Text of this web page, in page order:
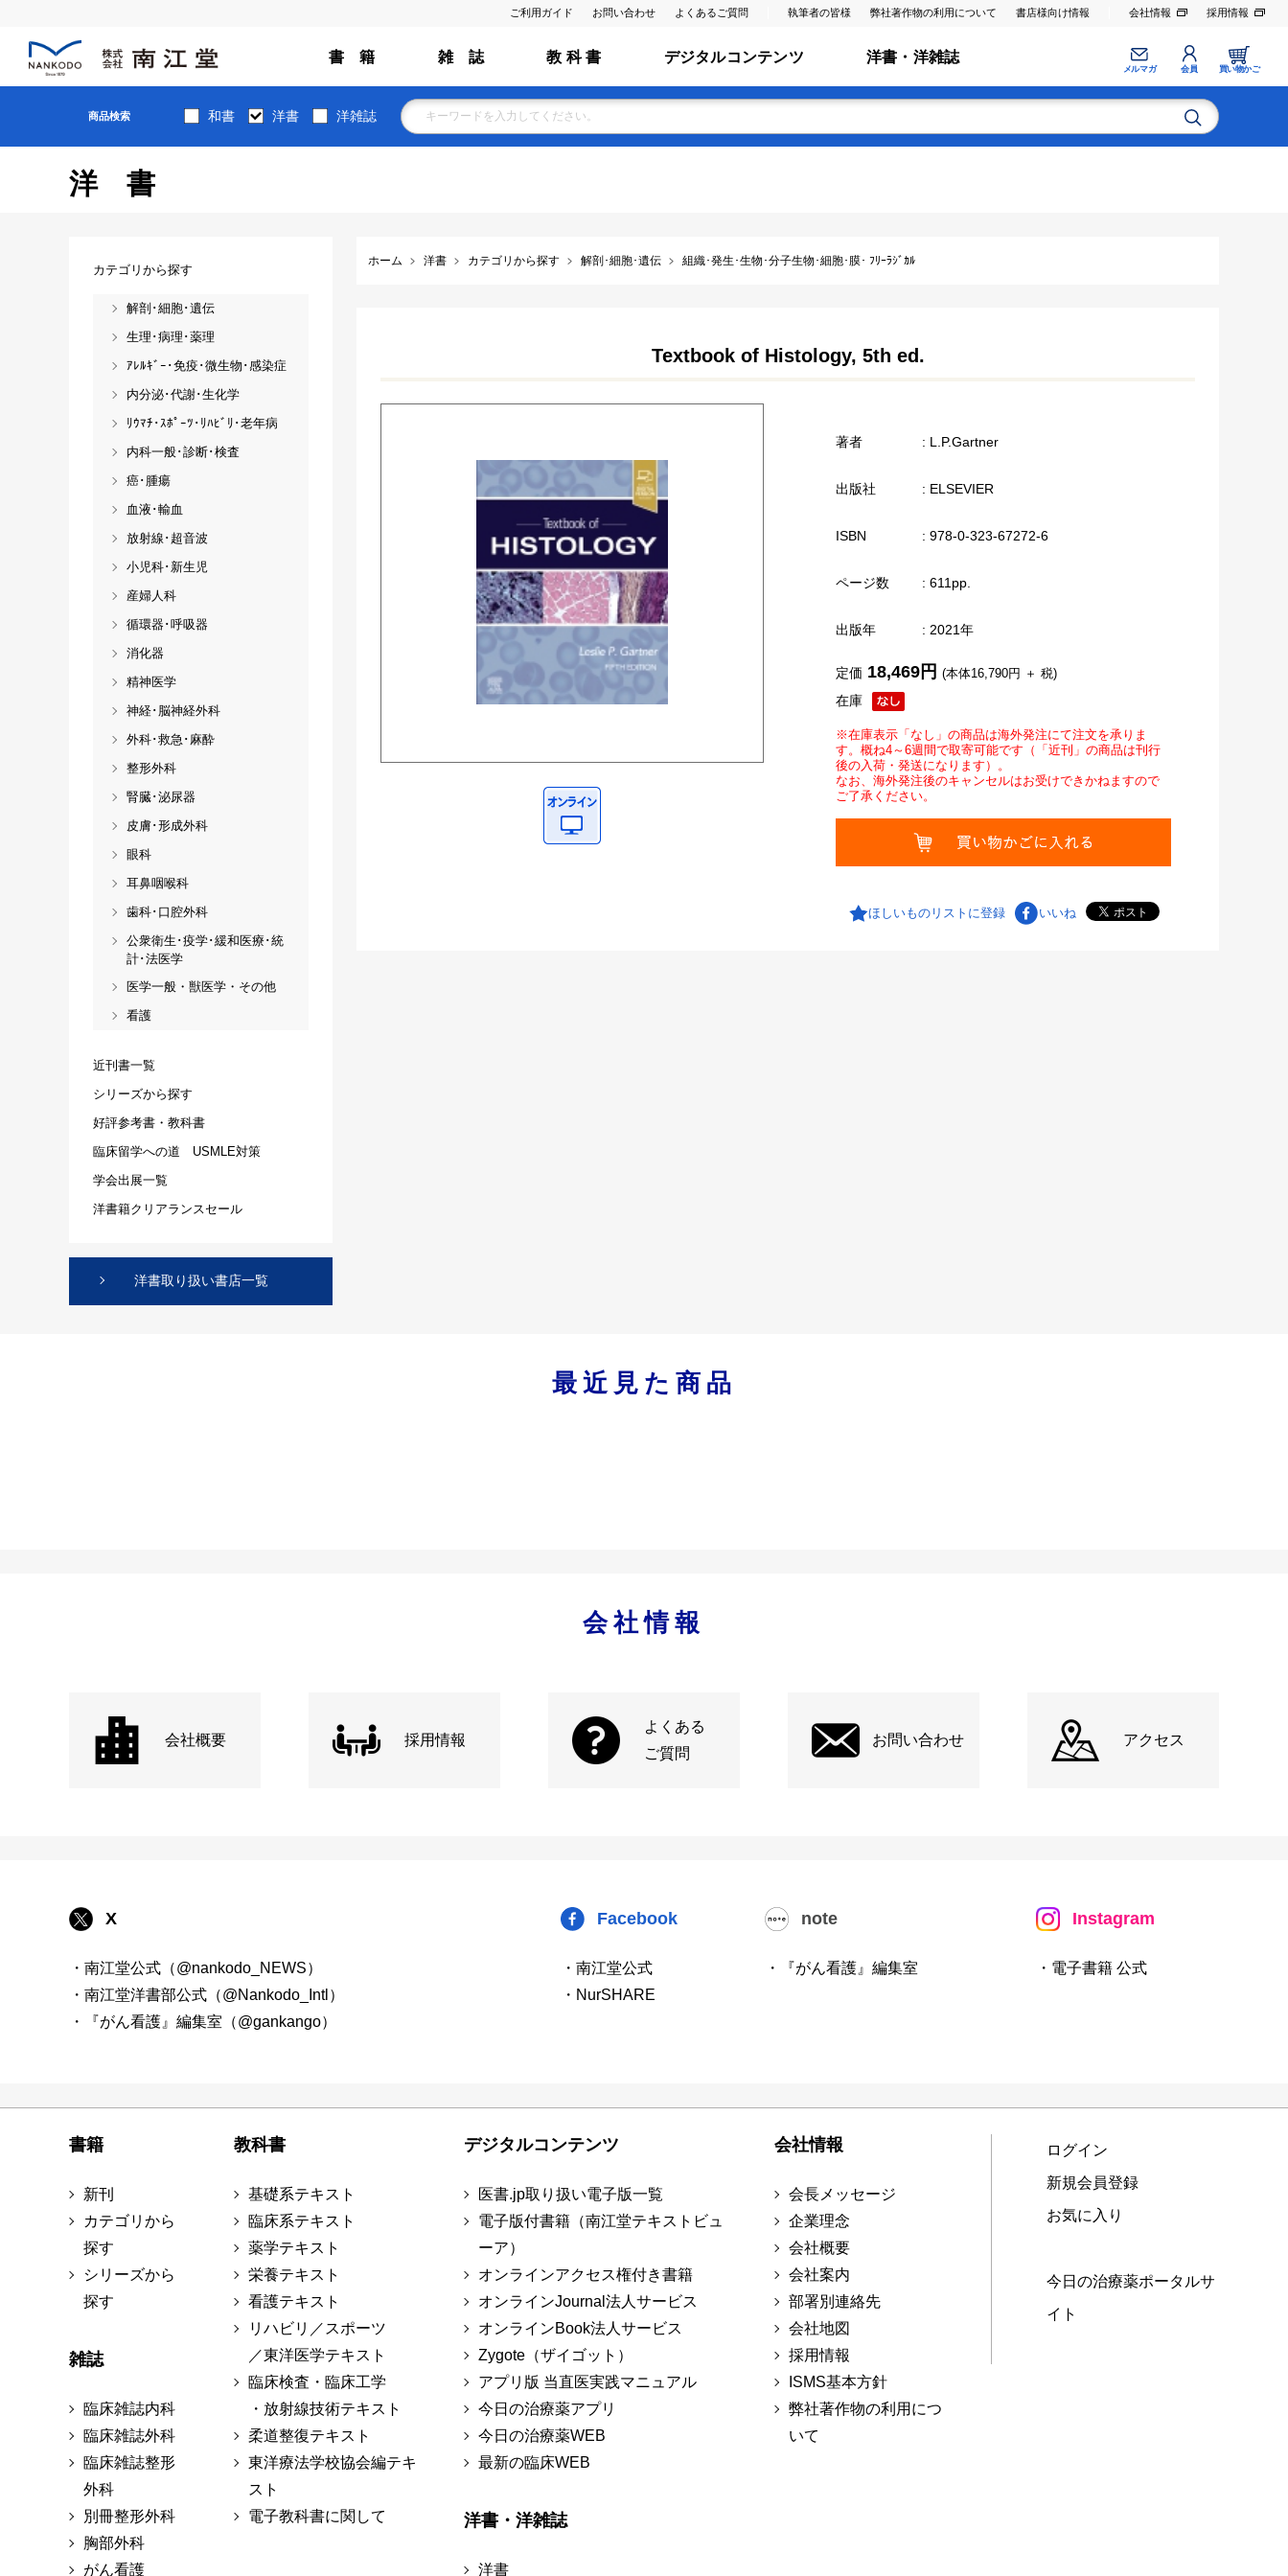
ご利用ガイド お問い合わせ よくあるご質問 執筆者の皆様 弊社著作物の利用について 書店様向け情報 会社情報 採用情報
書 籍 雑 誌 教 科 書 デジタルコンテンツ 洋書・洋雑誌
メルマガ 会員 買い物かご
商品検索 和書 洋書 洋雑誌
洋書
ホーム 洋書 カテゴリから探す 解剖･細胞･遺伝 組織･発生･生物･分子生物･細胞･膜･ ﾌﾘｰﾗｼﾞｶﾙ
Textbook of Histology, 5th ed.
著者 : L.P.Gartner
出版社 : ELSEVIER
ISBN : 978-0-323-67272-6
ページ数 : 611pp.
出版年 : 2021年
在庫
定価 18,469円 (本体16,790円 ＋ 税)
※在庫表示「なし」の商品は海外発注にて注文を承りま
す。概ね4～6週間で取寄可能です（「近刊」の商品は刊行
後の入荷・発送になります）。
なお、海外発注後のキャンセルはお受けできかねますので
ご了承ください。
ほしいものリストに登録 いいね
カテゴリから探す
解剖･細胞･遺伝
生理･病理･薬理
ｱﾚﾙｷﾞｰ･免疫･微生物･感染症
内分泌･代謝･生化学
ﾘｳﾏﾁ･ｽﾎﾟｰﾂ･ﾘﾊﾋﾞﾘ･老年病
内科一般･診断･検査
癌･腫瘍
血液･輸血
放射線･超音波
小児科･新生児
産婦人科
循環器･呼吸器
消化器
精神医学
神経･脳神経外科
外科･救急･麻酔
整形外科
腎臓･泌尿器
皮膚･形成外科
眼科
耳鼻咽喉科
歯科･口腔外科
公衆衛生･疫学･緩和医療･統
計･法医学
医学一般・獣医学・その他
看護
近刊書一覧
シリーズから探す
好評参考書・教科書
臨床留学への道 USMLE対策
学会出展一覧
洋書籍クリアランスセール
洋書取り扱い書店一覧
最近見た商品
会社情報
会社概要 採用情報
よくある
ご質問
お問い合わせ アクセス
X
・南江堂公式（@nankodo_NEWS）
・南江堂洋書部公式（@Nankodo_Intl）
・『がん看護』編集室（@gankango）
Facebook
・南江堂公式
・NurSHARE
note
・『がん看護』編集室
Instagram
・電子書籍 公式
書籍
新刊
カテゴリから
探す
シリーズから
探す
雑誌
臨床雑誌内科
臨床雑誌外科
臨床雑誌整形
外科
別冊整形外科
胸部外科
がん看護
教科書
基礎系テキスト
臨床系テキスト
薬学テキスト
栄養テキスト
看護テキスト
リハビリ／スポーツ
／東洋医学テキスト
臨床検査・臨床工学
・放射線技術テキスト
柔道整復テキスト
東洋療法学校協会編テキ
スト
電子教科書に関して
デジタルコンテンツ
医書.jp取り扱い電子版一覧
電子版付書籍（南江堂テキストビュ
ーア）
オンラインアクセス権付き書籍
オンラインJournal法人サービス
オンラインBook法人サービス
Zygote（ザイゴット）
アプリ版 当直医実践マニュアル
今日の治療薬アプリ
今日の治療薬WEB
最新の臨床WEB
洋書・洋雑誌
洋書
会社情報
会長メッセージ
企業理念
会社概要
会社案内
部署別連絡先
会社地図
採用情報
ISMS基本方針
弊社著作物の利用につ
いて
ログイン
新規会員登録
お気に入り
今日の治療薬ポータルサ
イト